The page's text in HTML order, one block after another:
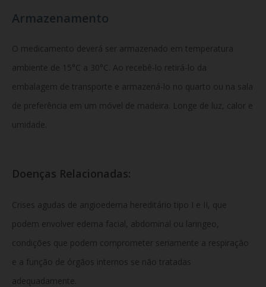
Armazenamento
O medicamento deverá ser armazenado em temperatura
ambiente de 15°C a 30°C. Ao recebê-lo retirá-lo da
embalagem de transporte e armazená-lo no quarto ou na sala
de preferência em um móvel de madeira. Longe de luz, calor e
umidade.
Doenças Relacionadas:
Crises agudas de angioedema hereditário tipo I e II, que
podem envolver edema facial, abdominal ou laringeo,
condições que podem comprometer seriamente a respiração
e a função de órgãos internos se não tratadas
adequadamente.